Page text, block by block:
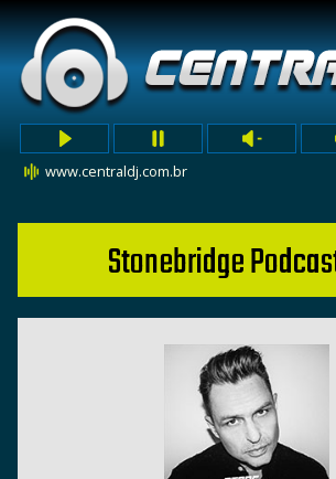
www.centraldj.com.br
Stonebridge